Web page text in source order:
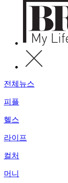
전체뉴스
피플
헬스
라이프
컬처
머니